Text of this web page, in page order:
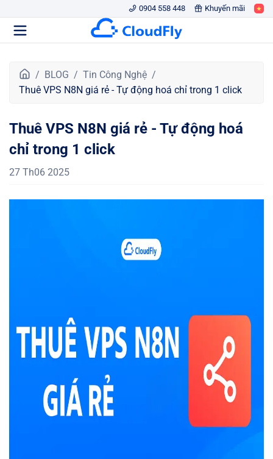
0904 558 448 Khuyến mãi
r
g
h
ủ
BLOG
Tin Công Nghệ
Thuê VPS N8N giá rẻ - Tự động hoá chỉ trong 1 click
Thuê VPS N8N giá rẻ - Tự động hoá
chỉ trong 1 click
27 Th06 2025